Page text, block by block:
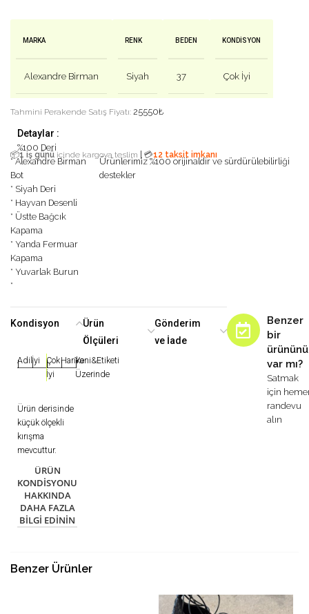
MARKA
Alexandre Birman
RENK
Siyah
BEDEN
37
KONDISYON
Çok İyi
Tahmini Perakende Satış Fiyatı: 25550₺
Detaylar :
%100 Deri
📦1 iş günü içinde kargoya teslim 💳12 taksit imkanı
* Alexandre Birman
Bot
* Siyah Deri
* Hayvan Desenli
* Üstte Bağcık
Kapama
* Yanda Fermuar
Kapama
* Yuvarlak Burun
*
Ürünlerimiz %100 orijinaldir ve sürdürülebilirliği
destekler
Kondisyon
|Adil|İyi |Çok
İyi
|Harika
|Yeni&Etiketi
Üzerinde
Ürün derisinde
küçük ölçekli
kırışma
mevcuttur.
ÜRÜN
KONDISYONU
HAKKINDA
DAHA FAZLA
BILGI EDININ
Ürün
Ölçüleri
Gönderim
ve İade
Benzer
bir
var mı?
Satmak
için
randevu
alın
Benzer Ürünler